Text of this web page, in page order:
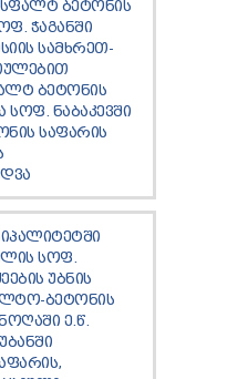
ᲑᲔᲢᲝᲜᲘᲡ
ᲭᲐᲒᲐᲜᲨᲘ
ᲡᲐᲛᲮᲠᲔᲗ-
ᲑᲔᲢᲝᲜᲘᲡ
ᲜᲐᲑᲐᲙᲔᲕᲨᲘ
ᲡᲐᲤᲐᲠᲘᲡ
ᲡᲝᲤ.
ᲣᲑᲜᲘᲡ
ᲑᲔᲢᲝᲜᲘᲡ
Ე.Წ.